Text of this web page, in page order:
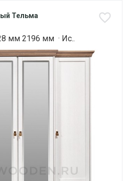
Тельма
мм 2196 мм · Ис..